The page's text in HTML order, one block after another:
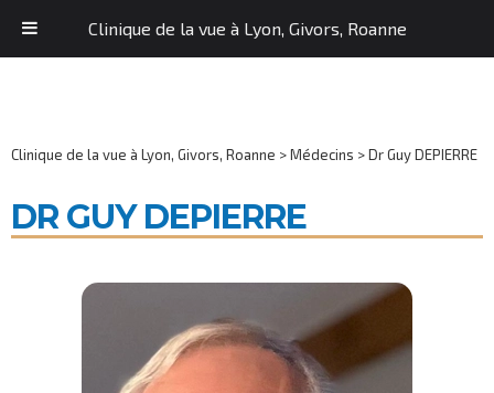
Clinique de la vue à Lyon, Givors, Roanne >Médecins >Dr Guy DEPIERRE
DR GUY DEPIERRE
Clinique de la vue à Lyon, Givors, Roanne